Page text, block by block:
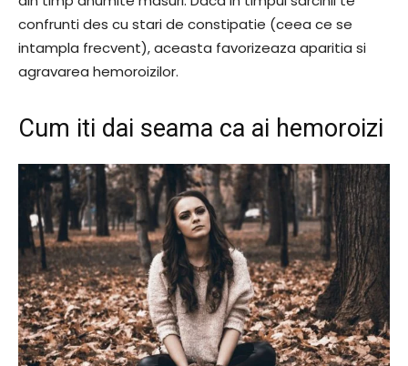
confrunti des cu stari de constipatie (ceea ce se
intampla frecvent), aceasta favorizeaza aparitia si
agravarea hemoroizilor.
Cum iti dai seama ca ai hemoroizi